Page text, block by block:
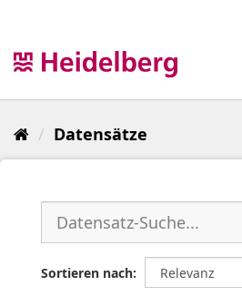
Datensätze
Sortieren nach